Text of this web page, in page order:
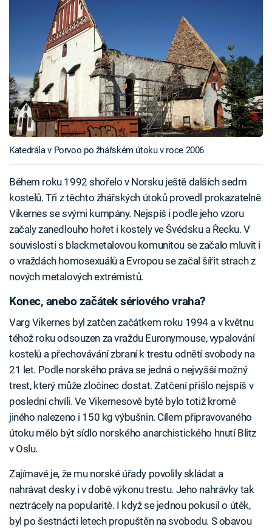
Katedrála v Porvoo po žhářském útoku v roce 2006
Během roku 1992 shořelo v Norsku ještě dalších sedm
kostelů. Tři z těchto žhářských útoků provedl prokazatelně
Vikernes se svými kumpány. Nejspíš i podle jeho vzoru
začaly zanedlouho hořet i kostely ve Švédsku a Řecku. V
souvislosti s blackmetalovou komunitou se začalo mluvit i
o vraždách homosexuálů a Evropou se začal šířit strach z
nových metalových extrémistů.
Konec, anebo začátek sériového vraha?
Varg Vikernes byl zatčen začátkem roku 1994 a v květnu
téhož roku odsouzen za vraždu Euronymouse, vypalování
kostelů a přechovávání zbraní k trestu odnětí svobody na
21 let. Podle norského práva se jedná o nejvyšší možný
trest, který může zločinec dostat. Zatčení přišlo nejspíš v
poslední chvíli. Ve Vikernesově bytě bylo totiž kromě
jiného nalezeno i 150 kg výbušnin. Cílem připravovaného
útoku mělo být sídlo norského anarchistického hnutí Blitz
v Oslu.
Zajímavé je, že mu norské úřady povolily skládat a
nahrávat desky i v době výkonu trestu. Jeho nahrávky tak
neztrácely na popularitě. I když se jednou pokusil o útěk,
byl po šestnácti letech propuštěn na svobodu. S obavou